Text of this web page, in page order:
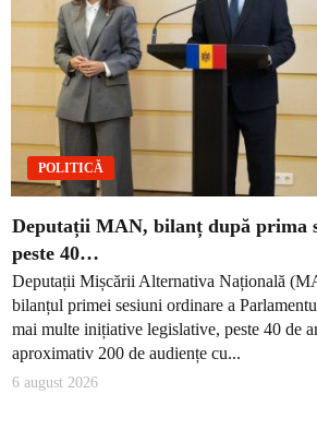
POLITICĂ
Deputații MAN, bilanț după prima
peste 40…
Deputații Mișcării Alternativa Națională
bilanțul primei sesiuni ordinare a
mai multe inițiative legislative, peste 40 de
aproximativ 200 de audiențe cu...
6 august 2026